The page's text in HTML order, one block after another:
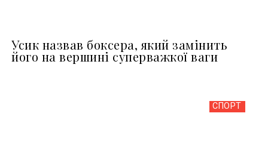
Усик назвав боксера, який замінить
його на вершині суперважкої ваги
СПОРТ